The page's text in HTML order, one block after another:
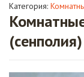
Категория:
(сенполия)